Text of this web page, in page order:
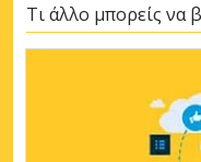
Τι άλλο μπορείς να